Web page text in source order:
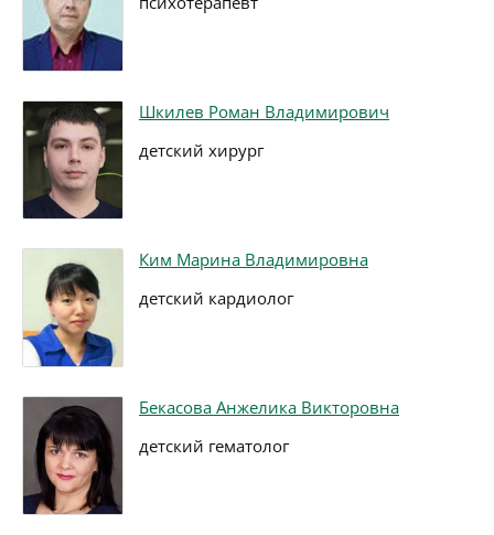
Шкилев Роман Владимирович
детский хирург
Ким Марина Владимировна
детский кардиолог
Бекасова Анжелика Викторовна
детский гематолог